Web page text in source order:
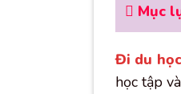
Mục
Đi du
học tập